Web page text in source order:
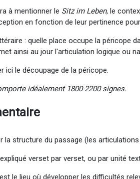
à mentionner le Sitz im Leben, le
en fonction de leur pertinence pour
: quelle place occupe la péricope
ainsi au jour l'articulation logique ou
ici le découpage de la péricope.
idéalement 1800-2200 signes.
la structure du passage (les
verset par verset, ou par unité
le lieu où développer les difficultés